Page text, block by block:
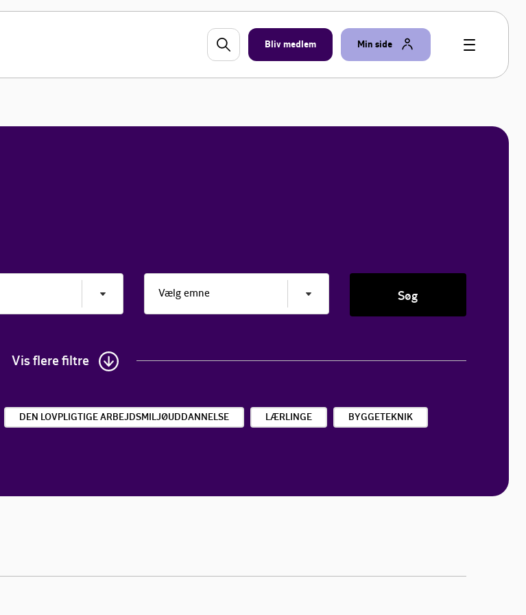
Bliv medlem Min side
Vælg emne Søg
Vis flere filtre
DEN LOVPLIGTIGE ARBEJDSMILJØUDDANNELSE LÆRLINGE BYGGETEKNIK